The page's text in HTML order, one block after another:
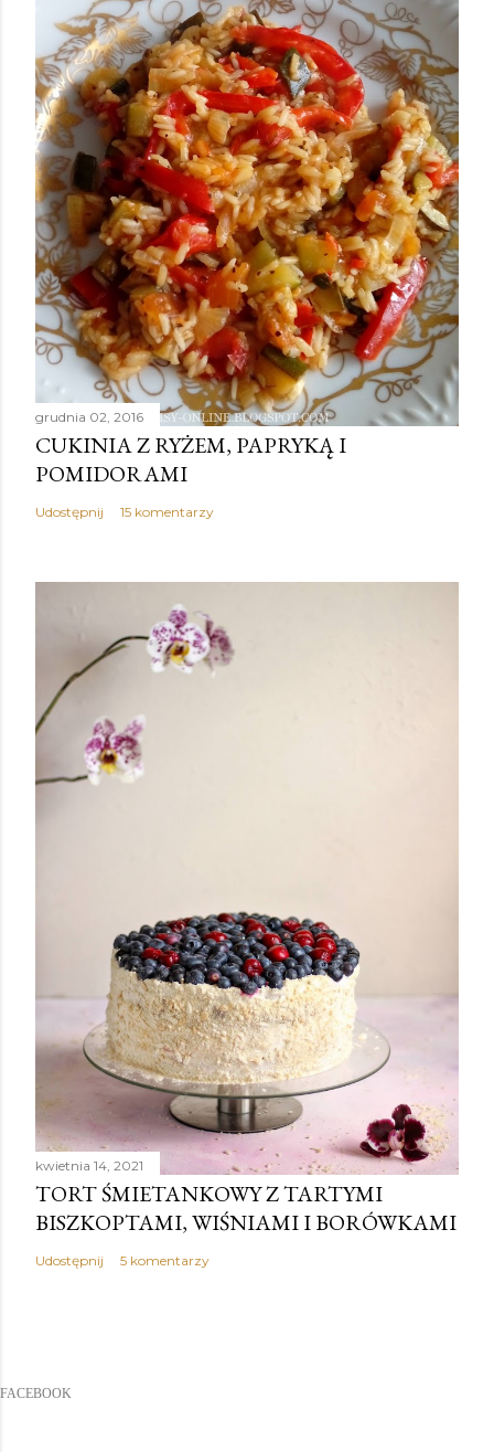
grudnia 02, 2016
CUKINIA Z RYŻEM, PAPRYKĄ I
POMIDORAMI
Udostępnij 15 komentarzy
kwietnia 14, 2021
TORT ŚMIETANKOWY Z TARTYMI
BISZKOPTAMI, WIŚNIAMI I BORÓWKAMI
Udostępnij 5 komentarzy
FACEBOOK